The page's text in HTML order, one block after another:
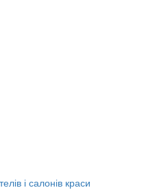
і салонів краси